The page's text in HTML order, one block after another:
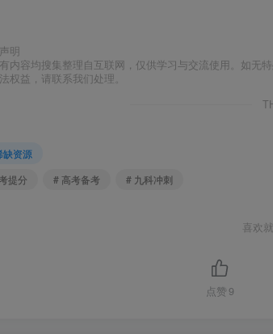
明
内容均搜集整理自互联网，仅供学习与交流使用。如无
权益，请联系我们处理。
缺资源
提分
# 高考备考 # 九科冲刺
喜欢
点赞 9